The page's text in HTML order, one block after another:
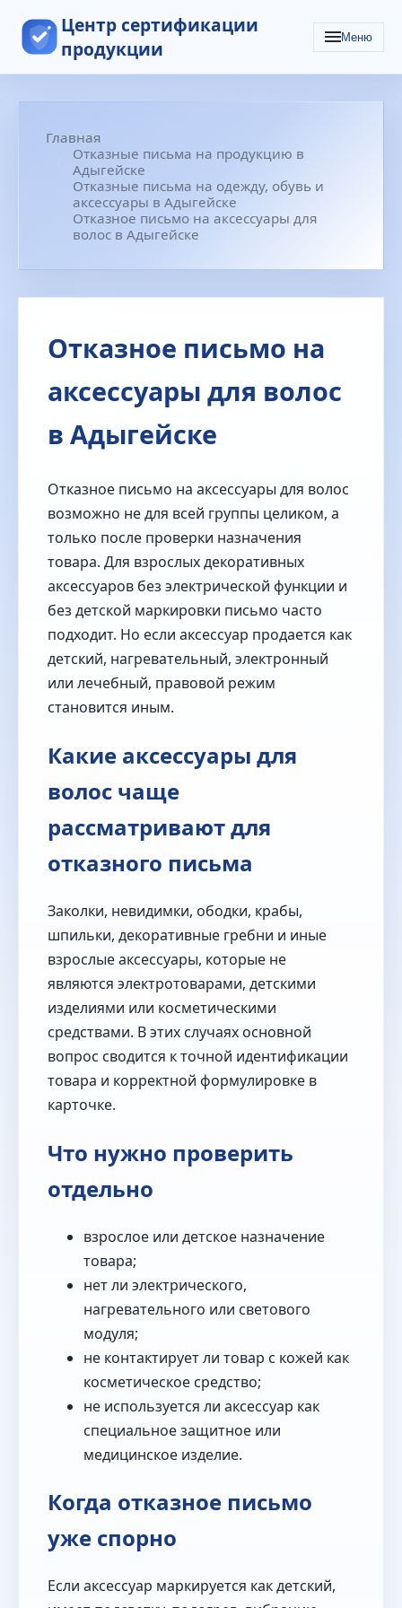
Центр сертификации
продукции
Меню
Главная
Отказные письма на продукцию в
Адыгейске
Отказные письма на одежду, обувь и
аксессуары в Адыгейске
Отказное письмо на аксессуары для
волос в Адыгейске
Отказное письмо на
аксессуары для волос
в Адыгейске
Отказное письмо на аксессуары для волос
возможно не для всей группы целиком, а
только после проверки назначения
товара. Для взрослых декоративных
аксессуаров без электрической функции и
без детской маркировки письмо часто
подходит. Но если аксессуар продается как
детский, нагревательный, электронный
или лечебный, правовой режим
становится иным.
Какие аксессуары для
волос чаще
рассматривают для
отказного письма
Заколки, невидимки, ободки, крабы,
шпильки, декоративные гребни и иные
взрослые аксессуары, которые не
являются электротоварами, детскими
изделиями или косметическими
средствами. В этих случаях основной
вопрос сводится к точной идентификации
товара и корректной формулировке в
карточке.
Что нужно проверить
отдельно
взрослое или детское назначение
товара;
нет ли электрического,
нагревательного или светового
модуля;
не контактирует ли товар с кожей как
косметическое средство;
не используется ли аксессуар как
специальное защитное или
медицинское изделие.
Когда отказное письмо
уже спорно
Если аксессуар маркируется как детский,